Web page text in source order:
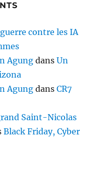
contre les IA
Agung dansUn
Agung dansCR7
Saint-Nicolas
Black Friday, Cyber